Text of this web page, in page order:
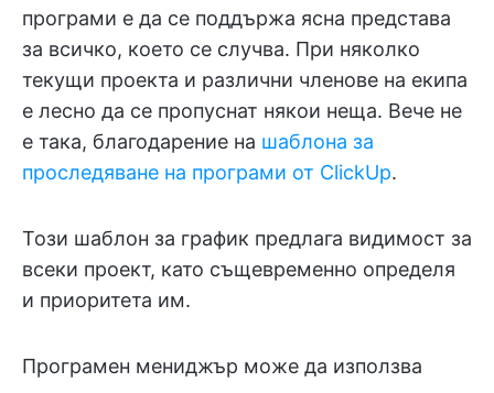
програми е да се поддържа ясна представа
за всичко, което се случва. При няколко
текущи проекта и различни членове на екипа
е лесно да се пропуснат някои неща. Вече не
е така, благодарение на шаблона за
проследяване на програми от ClickUp.
Този шаблон за график предлага видимост за
всеки проект, като същевременно определя
и приоритета им.
Програмен мениджър може да използва